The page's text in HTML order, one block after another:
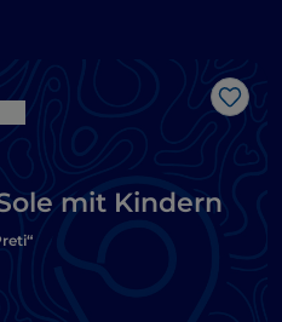
Like
mit Kindern